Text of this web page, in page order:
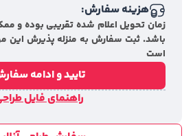
هزینه سفارش:
زمان تحویل اعلام شده تقریبی بوده و
باشد. ثبت سفارش به منزله پذیرش
است
تایید و ادامه سفارش
راهنمای فایل